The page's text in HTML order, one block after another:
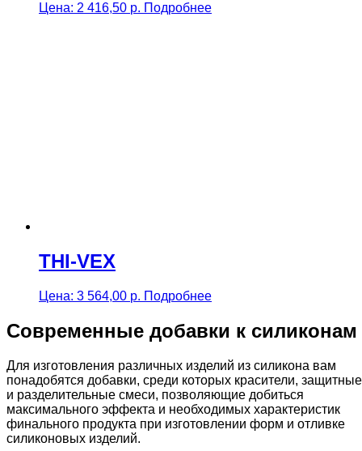
Цена: 2 416,50 р. Подробнее
THI-VEX
Цена: 3 564,00 р. Подробнее
Современные добавки к силиконам
Для изготовления различных изделий из силикона вам
понадобятся добавки, среди которых красители, защитные
и разделительные смеси, позволяющие добиться
максимального эффекта и необходимых характеристик
финального продукта при изготовлении форм и отливке
силиконовых изделий.